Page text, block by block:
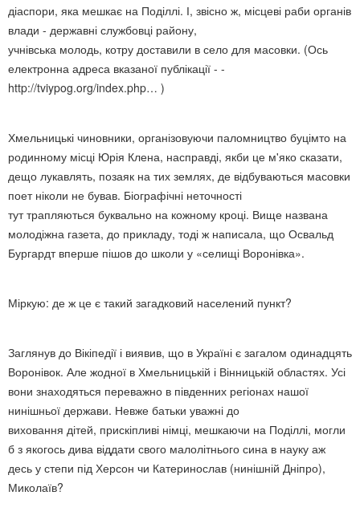
діаспори, яка мешкає на Поділлі. І, звісно ж, місцеві раби органів
влади - державні службовці району,
учнівська молодь, котру доставили в село для масовки. (Ось
електронна адреса вказаної публікації - -
http://tviypog.org/index.php… )
Хмельницькі чиновники, організовуючи паломництво буцімто на
родинному місці Юрія Клена, насправді, якби це м'яко сказати,
дещо лукавлять, позаяк на тих землях, де відбуваються масовки
поет ніколи не бував. Біографічні неточності
тут трапляються буквально на кожному кроці. Вище названа
молодіжна газета, до прикладу, тоді ж написала, що Освальд
Бургардт вперше пішов до школи у «селищі Воронівка».
Міркую: де ж це є такий загадковий населений пункт?
Заглянув до Вікіпедії і виявив, що в Україні є загалом одинадцять
Воронівок. Але жодної в Хмельницькій і Вінницькій областях. Усі
вони знаходяться переважно в південних регіонах нашої
нинішньої держави. Невже батьки уважні до
виховання дітей, прискіпливі німці, мешкаючи на Поділлі, могли
б з якогось дива віддати свого малолітнього сина в науку аж
десь у степи під Херсон чи Катеринослав (нинішній Дніпро),
Миколаїв?